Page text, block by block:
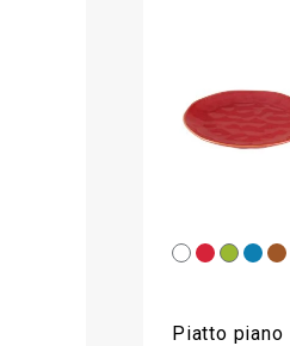
Piatto piano